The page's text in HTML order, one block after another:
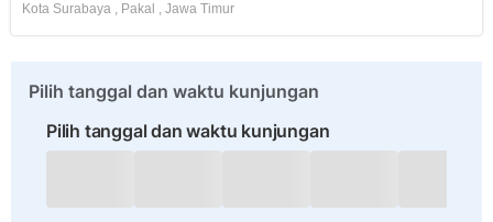
Kota Surabaya , Pakal , Jawa Timur
Pilih tanggal dan waktu kunjungan
Pilih tanggal dan waktu kunjungan